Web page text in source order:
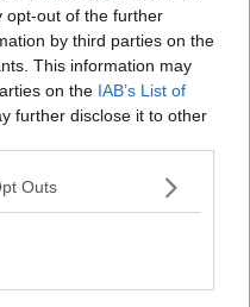
opt-out of the further
by third parties on the
This information may
on the IAB’s List of
further disclose it to other
Outs
propri”.
e società sportive
Salute S.p.a. che daranno
di… sport e salute.
ginnastica artistica e
e risveglio muscolare per
Itf, difesa
per tutti; Grinta
ad adulti e adolescenti,